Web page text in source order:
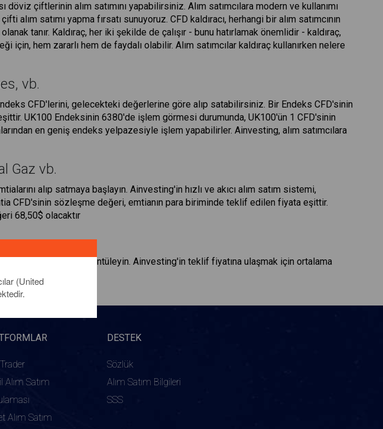
çiftlerinin alım satımını yapabilirsiniz. Alım satımcılara modern ve kullanımı
alım satımı yapma fırsatı sunuyoruz. CFD kaldıracı, herhangi bir alım satımcının
tanır. Kaldıraç, her iki şekilde de çalışır - bunu hatırlamak önemlidir - kaldıraç,
için, hem zararlı hem de faydalı olabilir. Alım satımcılar kaldıraç kullanırken nelere
vb.
CFD'lerini, gelecekteki değerlerine göre alıp satabilirsiniz. Bir Endeks CFD'sinin
UK100 Endeksinin 6380'de işlem görmesi durumunda, UK100'ün 1 CFD'sinin
en geniş endeks yelpazesiyle işlem yapabilirler. Ainvesting, alım satımcılara
Gaz vb.
alıp satmaya başlayın. Ainvesting'in hızlı ve akıcı alım satım sistemi,
CFD'sinin sözleşme değeri, emtianın para biriminde teklif edilen fiyata eşittir.
68,50$ olacaktır
zamanlı fiyatları görüntüleyin. Ainvesting'in teklif fiyatına ulaşmak için ortalama
Alım Satım
Alım Satım
DESTEK
Sözlük
Alım Satım Bilgileri
SSS
(United